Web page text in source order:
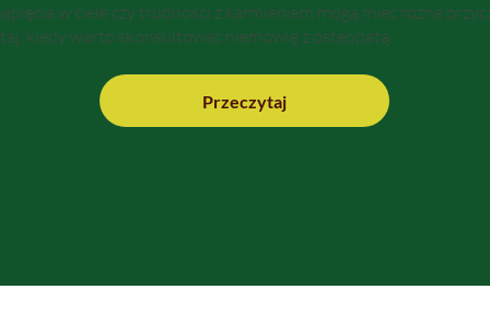
w ciele czy trudności z karmieniem mogą mieć różne
kiedy warto skonsultować niemowlę z osteopatą.
Przeczytaj